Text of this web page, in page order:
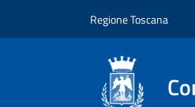
Regione Toscana